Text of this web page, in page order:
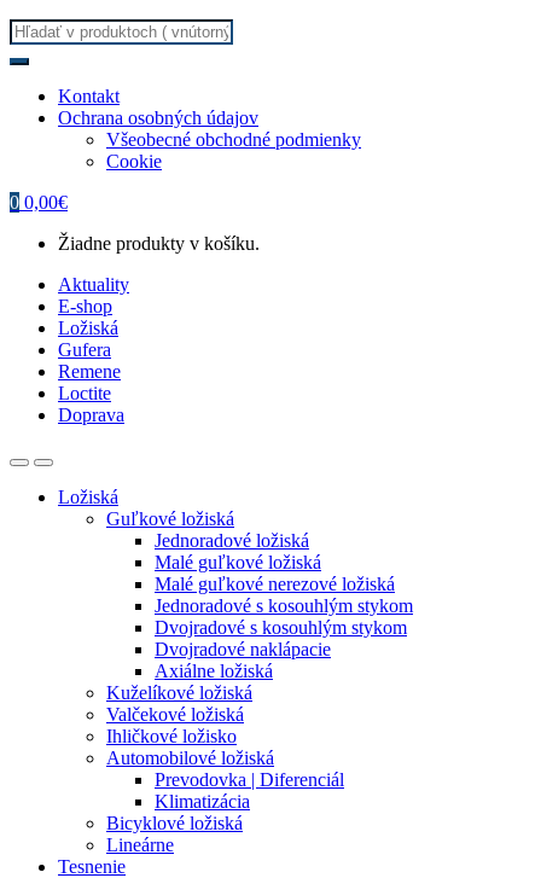
Search
for:
Kontakt
Ochrana osobných údajov
Všeobecné obchodné podmienky
Cookie
0 0,00€
Žiadne produkty v košíku.
Aktuality
E-shop
Ložiská
Gufera
Remene
Loctite
Doprava
Ložiská
Guľkové ložiská
Jednoradové ložiská
Malé guľkové ložiská
Malé guľkové nerezové ložiská
Jednoradové s kosouhlým stykom
Dvojradové s kosouhlým stykom
Dvojradové naklápacie
Axiálne ložiská
Kuželíkové ložiská
Valčekové ložiská
Ihličkové ložisko
Automobilové ložiská
Prevodovka | Diferenciál
Klimatizácia
Bicyklové ložiská
Lineárne
Tesnenie